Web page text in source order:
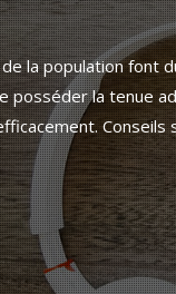
de la population font
posséder la tenue